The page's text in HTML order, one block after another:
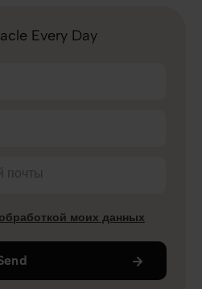
Every Day
почты
моих данных